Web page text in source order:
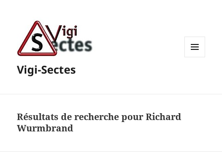
Vigi-Sectes
Résultats de recherche pour Richard
Wurmbrand